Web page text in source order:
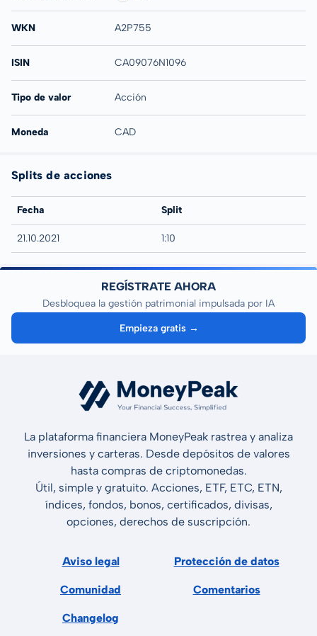
WKN A2P755
ISIN CA09076N1096
Tipo de valor Acción
Moneda CAD
Splits de acciones
Fecha Split
21.10.2021 1:10
REGÍSTRATE AHORA
Desbloquea la gestión patrimonial impulsada por IA
Empieza gratis →
La plataforma financiera MoneyPeak rastrea y analiza
inversiones y carteras. Desde depósitos de valores
hasta compras de criptomonedas.
Útil, simple y gratuito. Acciones, ETF, ETC, ETN,
índices, fondos, bonos, certificados, divisas,
opciones, derechos de suscripción.
Aviso legal Protección de datos
Comunidad Comentarios
Changelog